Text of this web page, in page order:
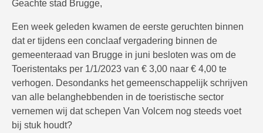
Geachte stad Brugge,
Een week geleden kwamen de eerste geruchten binnen
dat er tijdens een conclaaf vergadering binnen de
gemeenteraad van Brugge in juni besloten was om de
Toeristentaks per 1/1/2023 van € 3,00 naar € 4,00 te
verhogen. Desondanks het gemeenschappelijk schrijven
van alle belanghebbenden in de toeristische sector
vernemen wij dat schepen Van Volcem nog steeds voet
bij stuk houdt?